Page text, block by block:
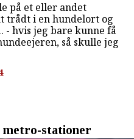
på et eller andet
trådt i en hundelort og
- hvis jeg bare kunne få
så skulle jeg
stationer